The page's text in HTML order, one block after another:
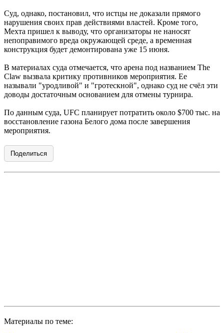
Суд, однако, постановил, что истцы не доказали прямого
нарушения своих прав действиями властей. Кроме того,
Мехта пришел к выводу, что организаторы не наносят
непоправимого вреда окружающей среде, а временная
конструкция будет демонтирована уже 15 июня.
В материалах суда отмечается, что арена под названием The
Claw вызвала критику противников мероприятия. Ее
называли "уродливой" и "гротескной", однако суд не счёл эти
доводы достаточным основанием для отмены турнира.
По данным суда, UFC планирует потратить около $700 тыс. на
восстановление газона Белого дома после завершения
мероприятия.
Поделиться
Материалы по теме: